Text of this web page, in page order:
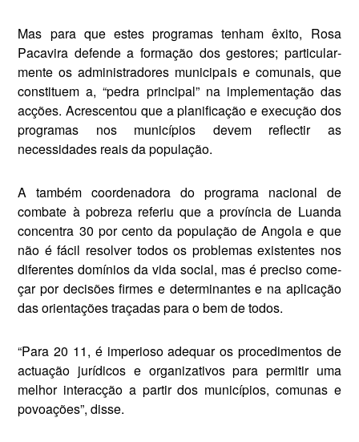
Mas para que estes programas te­nham êxito, Rosa
Pacavira defende a formação dos gestores; particular­
mente os administradores munici­pais e comunais, que
constituem a, “pedra principal” na implementa­ção das
acções. Acrescentou que a planificação e execução dos
progra­mas nos municípios devem reflectir as
necessidades reais da população.
A também coordenadora do pro­grama nacional de
combate à po­breza referiu que a província de Luanda
concentra 30 por cento da população de Angola e que
não é fácil resolver todos os problemas existentes nos
diferentes domínios da vida social, mas é preciso come­
çar por decisões firmes e determi­nantes e na aplicação
das orienta­ções traçadas para o bem de todos.
“Para 20 11, é imperioso adequar os procedimentos de
actuação jurí­dicos e organizativos para permitir uma
melhor interacção a partir dos municípios, comunas e
povoa­ções”, disse.